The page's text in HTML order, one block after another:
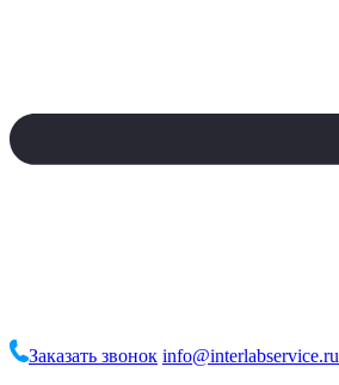
Заказать звонок info@interlabservice.ru